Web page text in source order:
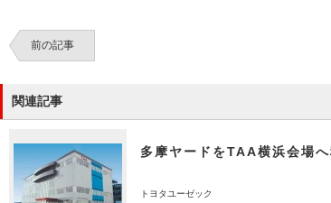
前の記事
関連記事
多摩ヤードをTAA横浜会場
トヨタユーゼック